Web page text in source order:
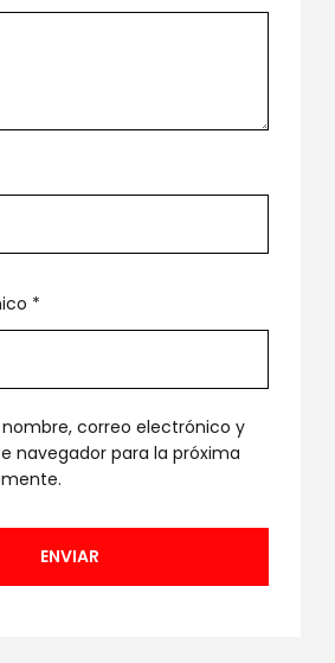
*
correo electrónico y
navegador para la próxima